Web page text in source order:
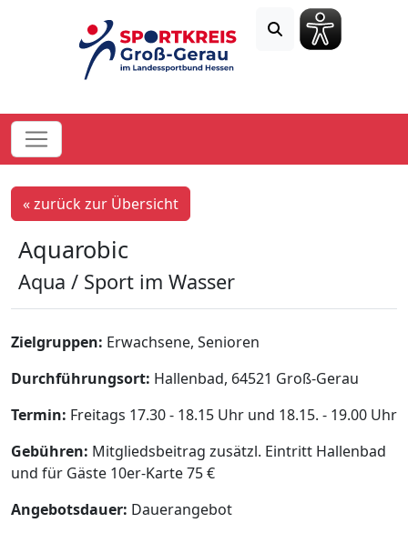
« zurück zur Übersicht
Aquarobic
Aqua / Sport im Wasser
Zielgruppen: Erwachsene, Senioren
Durchführungsort: Hallenbad, 64521 Groß-Gerau
Termin: Freitags 17.30 - 18.15 Uhr und 18.15. - 19.00 Uhr
Gebühren: Mitgliedsbeitrag zusätzl. Eintritt Hallenbad
und für Gäste 10er-Karte 75 €
Angebotsdauer: Dauerangebot